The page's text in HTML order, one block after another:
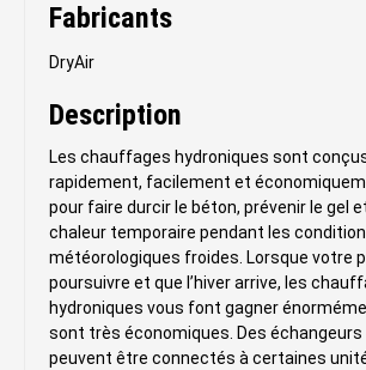
Fabricants
DryAir
Description
Les chauffages hydroniques sont
rapidement, facilement et
pour faire durcir le béton, prévenir le gel
chaleur temporaire pendant les
météorologiques froides. Lorsque votre
poursuivre et que l’hiver arrive, les
hydroniques vous font gagner
sont très économiques. Des échangeurs
peuvent être connectés à certaines